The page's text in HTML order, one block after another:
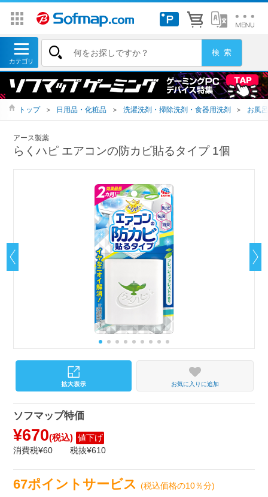
トップ ＞ 日用品・化粧品 ＞ 洗濯洗剤・掃除洗剤・食器用洗剤 ＞ お風
アース製薬
らくハピ エアコンの防カビ貼るタイプ 1個
お気に入りに追加
ソフマップ特価
¥670(税込) 値下げ
消費税¥60
税抜¥610
67ポイントサービス(税込価格の10％分)